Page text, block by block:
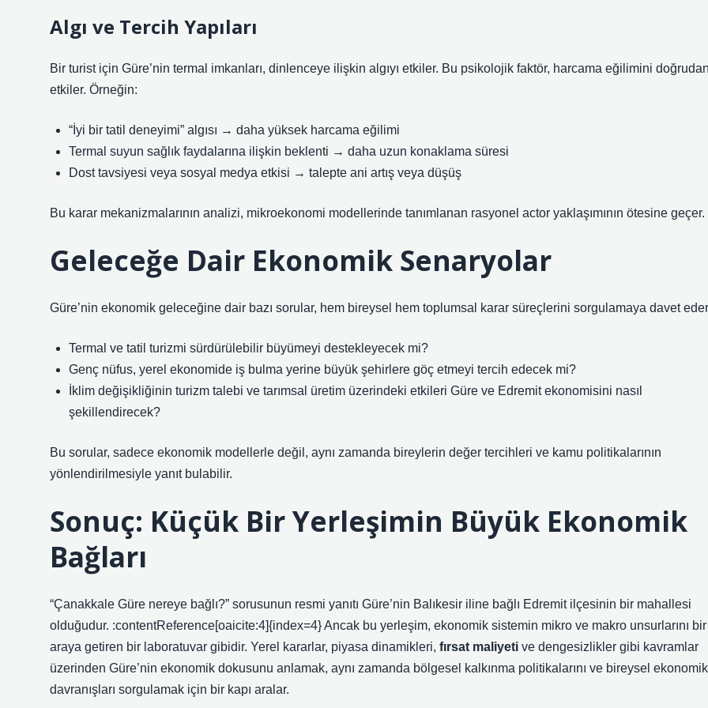
Algı ve Tercih Yapıları
Bir turist için Güre’nin termal imkanları, dinlenceye ilişkin algıyı etkiler. Bu psikolojik faktör, harcama eğilimini
etkiler. Örneğin:
“İyi bir tatil deneyimi” algısı → daha yüksek harcama eğilimi
Termal suyun sağlık faydalarına ilişkin beklenti → daha uzun konaklama süresi
Dost tavsiyesi veya sosyal medya etkisi → talepte ani artış veya düşüş
Bu karar mekanizmalarının analizi, mikroekonomi modellerinde tanımlanan rasyonel actor yaklaşımının ötesine geçer.
Geleceğe Dair Ekonomik Senaryolar
Güre’nin ekonomik geleceğine dair bazı sorular, hem bireysel hem toplumsal karar süreçlerini sorgulamaya davet
Termal ve tatil turizmi sürdürülebilir büyümeyi destekleyecek mi?
Genç nüfus, yerel ekonomide iş bulma yerine büyük şehirlere göç etmeyi tercih edecek mi?
İklim değişikliğinin turizm talebi ve tarımsal üretim üzerindeki etkileri Güre ve Edremit ekonomisini nasıl
şekillendirecek?
Bu sorular, sadece ekonomik modellerle değil, aynı zamanda bireylerin değer tercihleri ve kamu politikalarının
yönlendirilmesiyle yanıt bulabilir.
Sonuç: Küçük Bir Yerleşimin Büyük Ekonomik
Bağları
“Çanakkale Güre nereye bağlı?” sorusunun resmi yanıtı Güre’nin Balıkesir iline bağlı Edremit ilçesinin bir mahallesi
olduğudur. :contentReference[oaicite:4]{index=4} Ancak bu yerleşim, ekonomik sistemin mikro ve makro unsurlarını bir
araya getiren bir laboratuvar gibidir. Yerel kararlar, piyasa dinamikleri, fırsat maliyeti ve dengesizlikler gibi kavramlar
üzerinden Güre’nin ekonomik dokusunu anlamak, aynı zamanda bölgesel kalkınma politikalarını ve bireysel ekonomik
davranışları sorgulamak için bir kapı aralar.